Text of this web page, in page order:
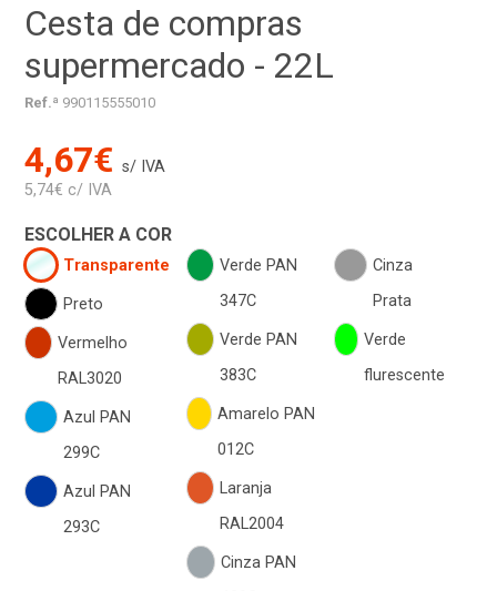
Cesta de compras
supermercado - 22L
Ref.ª 990115555010
4,67€ s/ IVA
5,74€ c/ IVA
ESCOLHER A COR
Transparente
Preto
Vermelho
RAL3020
Azul PAN
299C
Azul PAN
293C
Verde PAN
347C
Verde PAN
383C
Amarelo PAN
012C
Laranja
RAL2004
Cinza PAN
Cinza
Prata
Verde
flurescente